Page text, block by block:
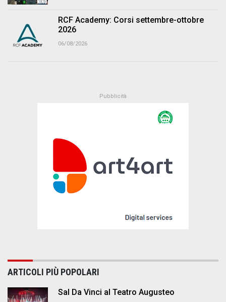
RCF Academy: Corsi settembre-ottobre
2026
06/08/2026
ARTICOLI PIÙ POPOLARI
Sal Da Vinci al Teatro Augusteo